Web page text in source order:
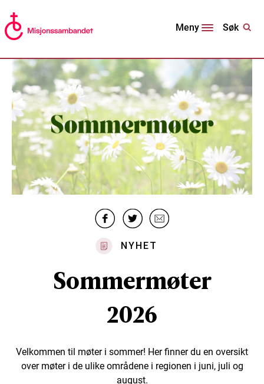
Meny Søk
NYHET
Sommermøter
2026
Velkommen til møter i sommer! Her finner du en oversikt
over møter i de ulike områdene i regionen i juni, juli og
august.